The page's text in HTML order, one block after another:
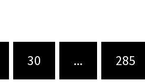
30 ... 285